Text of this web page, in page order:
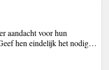
aandacht voor hun
hen eindelijk het nodig…